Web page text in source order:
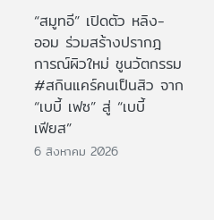
“สมูทอี” เปิดตัว หลิง-
ออม ร่วมสร้างปรากฎ
การณ์ผิวใหม่ ชูนวัตกรรม
#สกินแคร์คนเป็นสิว จาก
“เบบี้ เฟซ” สู่ “เบบี้
เฟียส”
6 สิงหาคม 2026